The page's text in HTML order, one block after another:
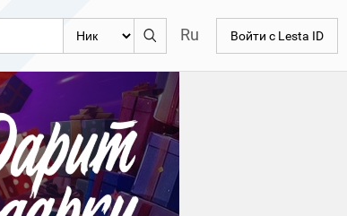
Ru Войти с Lesta ID